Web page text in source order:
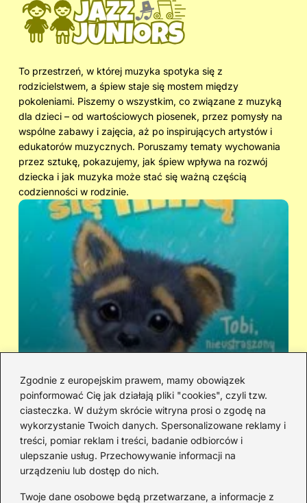
Zgodnie z europejskim prawem, mamy obowiązek
poinformować Cię jak działają pliki "cookies", czyli tzw.
ciasteczka. W dużym skrócie witryna prosi o zgodę na
wykorzystanie Twoich danych. Spersonalizowane reklamy i
treści, pomiar reklam i treści, badanie odbiorców i
ulepszanie usług. Przechowywanie informacji na
urządzeniu lub dostęp do nich.
Twoje dane osobowe będą przetwarzane, a informacje z
To przestrzeń, w której muzyka spotyka się z
rodzicielstwem, a śpiew staje się mostem między
pokoleniami. Piszemy o wszystkim, co związane z muzyką
dla dzieci – od wartościowych piosenek, przez pomysły na
wspólne zabawy i zajęcia, aż po inspirujących artystów i
edukatorów muzycznych. Poruszamy tematy wychowania
przez sztukę, pokazujemy, jak śpiew wpływa na rozwój
dziecka i jak muzyka może stać się ważną częścią
codzienności w rodzinie.
Kto śpiewa „Zaopiekuj się mną”? IRA
czy Rezerwat — prawda o dwóch
wersjach
Redakcja